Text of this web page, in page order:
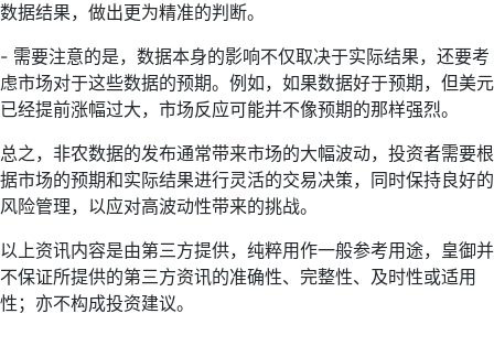
数据结果，做出更为精准的判断。
- 需要注意的是，数据本身的影响不仅取决于实际结果，还要考
虑市场对于这些数据的预期。例如，如果数据好于预期，但美元
已经提前涨幅过大，市场反应可能并不像预期的那样强烈。
总之，非农数据的发布通常带来市场的大幅波动，投资者需要根
据市场的预期和实际结果进行灵活的交易决策，同时保持良好的
风险管理，以应对高波动性带来的挑战。
以上资讯内容是由第三方提供，纯粹用作一般参考用途，皇御并
不保证所提供的第三方资讯的准确性、完整性、及时性或适用
性；亦不构成投资建议。